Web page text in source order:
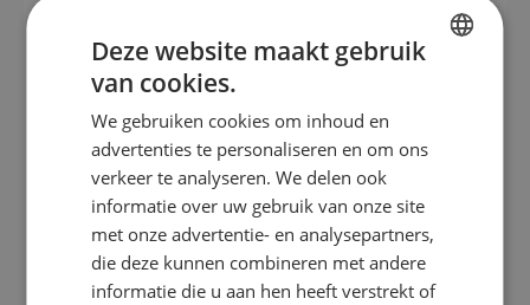
ISO-27001-lead-auditors met klantvolume
bounty-platform
„Penetratietsters met OSCP-
gecertificeerd personeel en actieve
vacatures voor red-team-operators."
Pentester-teams met schaalbehoeften
FR
IT
NL
Deze website maakt gebruik
van cookies.
We gebruiken cookies om inhoud en
advertenties te personaliseren en om ons
verkeer te analyseren. We delen ook
informatie over uw gebruik van onze site
met onze advertentie- en analysepartners,
die deze kunnen combineren met andere
informatie die u aan hen heeft verstrekt of